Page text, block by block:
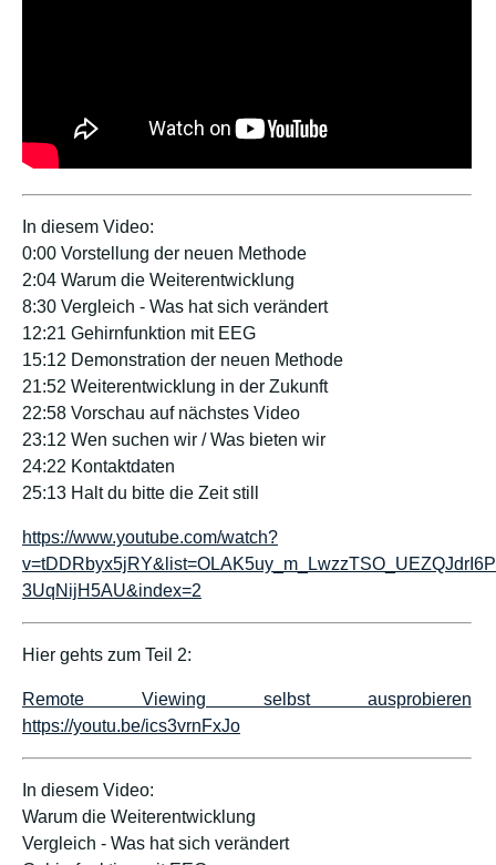
In diesem Video:
0:00 Vorstellung der neuen Methode
2:04 Warum die Weiterentwicklung
8:30 Vergleich - Was hat sich verändert
12:21 Gehirnfunktion mit EEG
15:12 Demonstration der neuen Methode
21:52 Weiterentwicklung in der Zukunft
22:58 Vorschau auf nächstes Video
23:12 Wen suchen wir / Was bieten wir
24:22 Kontaktdaten
25:13 Halt du bitte die Zeit still
https://www.youtube.com/watch?
3UqNijH5AU&index=2
Hier gehts zum Teil 2:
Remote Viewing selbst ausprobieren
https://youtu.be/ics3vrnFxJo
In diesem Video:
Warum die Weiterentwicklung
Vergleich - Was hat sich verändert